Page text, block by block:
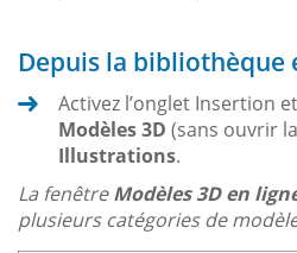
Depuis la bibliothèque
Activez l’onglet Insertion
Modèles 3D (sans ouvrir
Illustrations.
La fenêtreModèles 3D en
plusieurs catégories de